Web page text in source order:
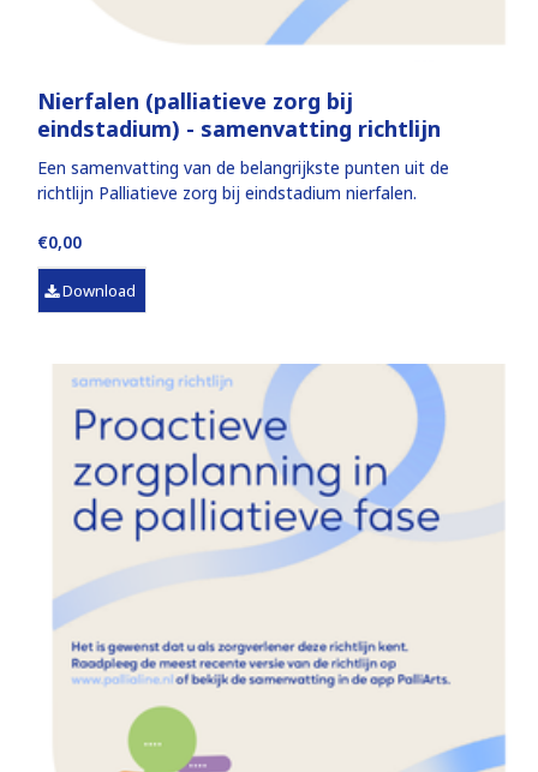
Nierfalen (palliatieve zorg bij
eindstadium) - samenvatting richtlijn
Een samenvatting van de belangrijkste punten uit de
richtlijn Palliatieve zorg bij eindstadium nierfalen.
€0,00
Download